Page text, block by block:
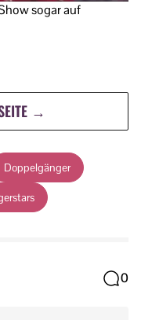
sogar auf
→
Doppelgänger
0